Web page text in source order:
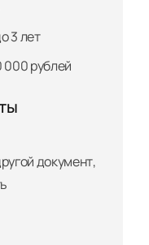
3 лет
рублей
документ,